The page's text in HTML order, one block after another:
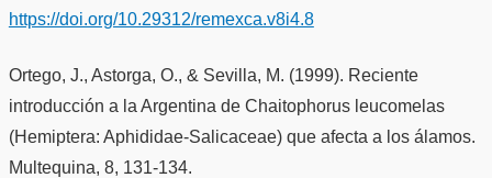
https://doi.org/10.29312/remexca.v8i4.8
Ortego, J., Astorga, O., & Sevilla, M. (1999). Reciente
introducción a la Argentina de Chaitophorus leucomelas
(Hemiptera: Aphididae-Salicaceae) que afecta a los álamos.
Multequina, 8, 131-134.